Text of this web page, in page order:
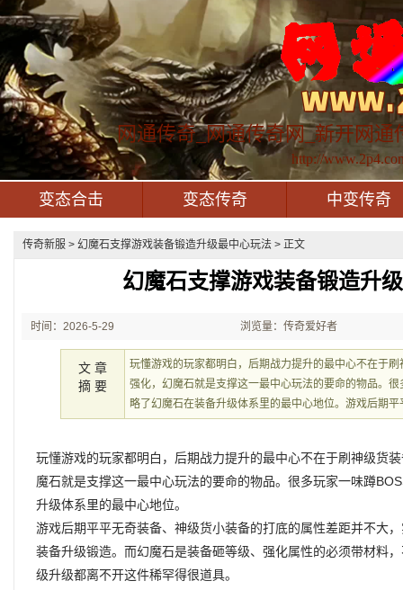
网通传奇_网通传奇网_新开网通
http://
变态合击 变态传奇 中变传奇
传奇新服 > 幻魔石支撑游戏装备锻造升级最中心玩法 > 正文
幻魔石支撑游戏装备锻造升
时间：2026-5-29
21:41:36
浏览量：传奇爱好者
文 章
摘 要
玩懂游戏的玩家都明白，后期战力提升的最中心不在于
强化，幻魔石就是支撑这一最中心玩法的要命的物品。
略了幻魔石在装备升级体系里的最中心地位。游戏后期
玩懂游戏的玩家都明白，后期战力提升的最中心不在于刷神级货
魔石就是支撑这一最中心玩法的要命的物品。很多玩家一味蹲
升级体系里的最中心地位。
游戏后期平平无奇装备、神级货小装备的打底的属性差距并不大
装备升级锻造。而幻魔石是装备砸等级、强化属性的必须带材料
级升级都离不开这件稀罕得很道具。